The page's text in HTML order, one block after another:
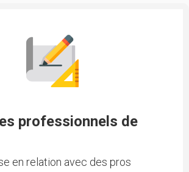
professionnels de
en relation avec des pros